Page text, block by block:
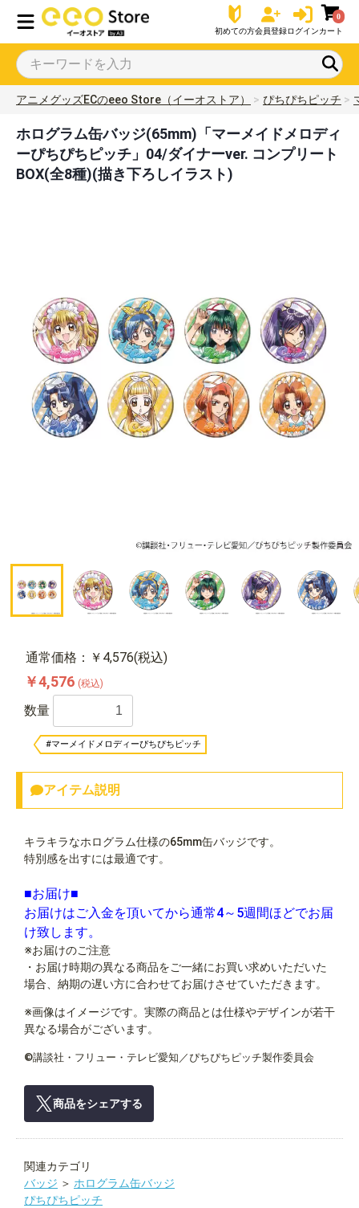
初めての方会員登録ログイン
0
カート
アニメグッズECのeeo Store（イーオストア） ぴちぴちピッチ
ホログラム缶バッジ(65mm)「マーメイドメロディ
ーぴちぴちピッチ」04/ダイナーver. コンプリート
BOX(全8種)(描き下ろしイラスト)
通常価格：￥4,576(税込)
￥4,576 (税込)
数量
#マーメイドメロディーぴちぴちピッチ
アイテム説明
キラキラなホログラム仕様の65mm缶バッジです。
特別感を出すには最適です。
■お届け■
お届けはご入金を頂いてから通常4～5週間ほどでお届
け致します。
※お届けのご注意
・お届け時期の異なる商品をご一緒にお買い求めいただいた
場合、納期の遅い方に合わせてお届けさせていただきます。
※画像はイメージです。実際の商品とは仕様やデザインが若干
異なる場合がございます。
©講談社・フリュー・テレビ愛知／ぴちぴちピッチ製作委員会
商品をシェアする
関連カテゴリ
バッジ ＞ ホログラム缶バッジ
ぴちぴちピッチ